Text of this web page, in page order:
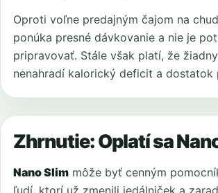
Oproti voľne predajným čajom na
ponúka presné dávkovanie a nie je
pripravovať. Stále však platí, že
nenahradí kalorický deficit a dostatok
Zhrnutie: Oplatí sa
Nano Slim môže byť cenným
ľudí, ktorí už zmenili jedálniček a